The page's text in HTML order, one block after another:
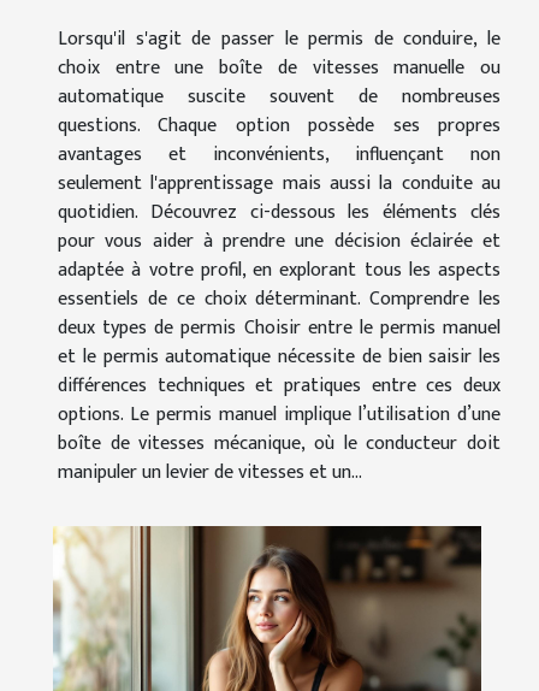
Lorsqu'il s'agit de passer le permis de conduire, le
choix entre une boîte de vitesses manuelle ou
automatique suscite souvent de nombreuses
questions. Chaque option possède ses propres
avantages et inconvénients, influençant non
seulement l'apprentissage mais aussi la conduite au
quotidien. Découvrez ci-dessous les éléments clés
pour vous aider à prendre une décision éclairée et
adaptée à votre profil, en explorant tous les aspects
essentiels de ce choix déterminant. Comprendre les
deux types de permis Choisir entre le permis manuel
et le permis automatique nécessite de bien saisir les
différences techniques et pratiques entre ces deux
options. Le permis manuel implique l’utilisation d’une
boîte de vitesses mécanique, où le conducteur doit
manipuler un levier de vitesses et un...